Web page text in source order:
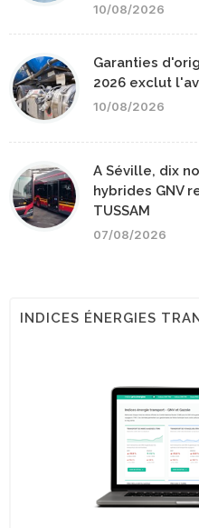
10/08/2026
Garanties
2026 exclut
10/08/2026
A Séville, dix
hybrides GNV
TUSSAM
07/08/2026
INDICES ÉNERGIES